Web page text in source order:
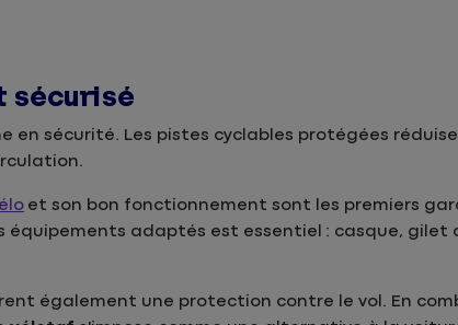
sécurisé
en sécurité. Les pistes cyclables protégées
et son bon fonctionnement sont les premiers
équipements adaptés est essentiel : casque, gilet
également une protection contre le vol. En